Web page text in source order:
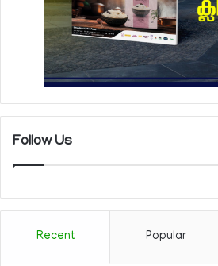
Follow Us
Recent Popular